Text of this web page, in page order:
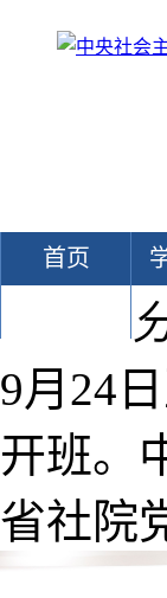
首页
9月24
开班。
省社院